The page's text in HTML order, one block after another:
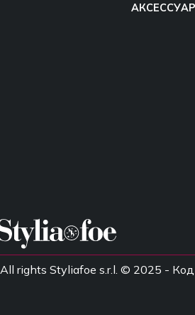
All rights Styliafoe s.r.l. © 2025 -